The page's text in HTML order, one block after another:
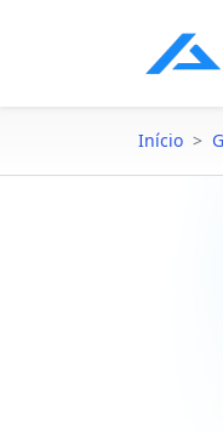
Início >